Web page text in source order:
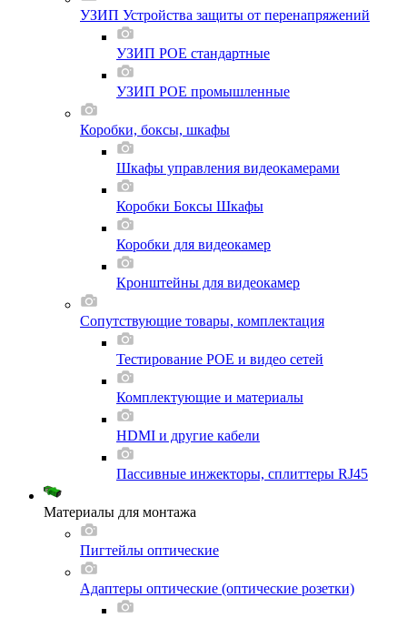
УЗИП Устройства защиты от перенапряжений
УЗИП POE стандартные
УЗИП POE промышленные
Коробки, боксы, шкафы
Шкафы управления видеокамерами
Коробки Боксы Шкафы
Коробки для видеокамер
Кронштейны для видеокамер
Сопутствующие товары, комплектация
Тестирование POE и видео сетей
Комплектующие и материалы
HDMI и другие кабели
Пассивные инжекторы, сплиттеры RJ45
Материалы для монтажа
Пигтейлы оптические
Адаптеры оптические (оптические розетки)